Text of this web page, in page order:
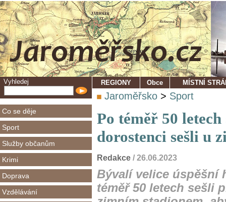
Vyhledej
Co se děje
Sport
Služby občanům
Krimi
Doprava
Vzdělávání
REGIONY Obce MÍSTNÍ
Jaroměřsko > Sport
Po téměř 50
dorostenci sešli u
Redakce / 26.06.2023
Bývalí velice úspěšní
téměř 50 letech sešli